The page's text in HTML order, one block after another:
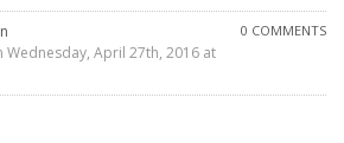
0 COMMENTS
Wednesday, April 27th, 2016 at